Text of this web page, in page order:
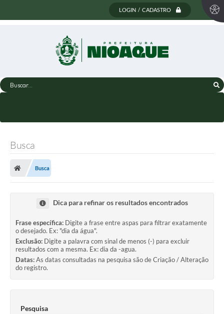
LOGIN / CADASTRO
Buscar...
Busca
Busca
Dica para refinar os resultados encontrados
Frase específica: Digite a frase entre aspas para filtrar exatamente
o desejado. Ex: "dia da água".
Exclusão: Digite a palavra com sinal de menos (-) para excluir
resultados com a mesma. Ex: dia da -agua.
Datas:As datas consultadas na pesquisa são de Criação / Alteração
do registro.
Pesquisa